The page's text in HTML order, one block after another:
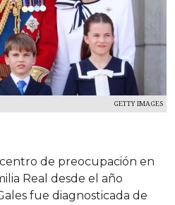
GETTY IMAGES
de preocupación en
Real desde el año
fue diagnosticada de